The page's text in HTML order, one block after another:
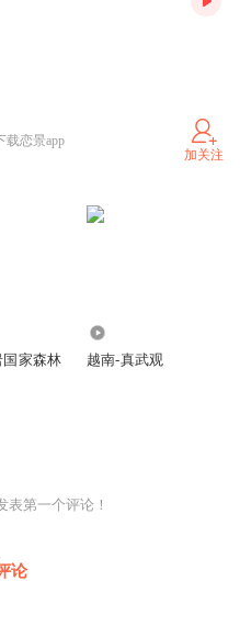
载恋景app
加关注
家森林
越南-真武观
表第一个评论！
论